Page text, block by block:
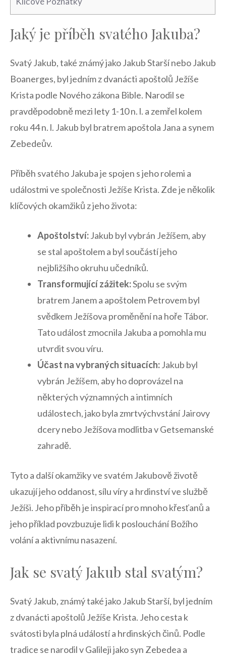
Jaký je příběh svatého Jakuba?
Svatý Jakub, také známý jako Jakub Starší nebo‌ Jakub
Boanerges, byl jedním z dvanácti apoštolů Ježíše
Krista podle Nového zákona Bible. Narodil se
pravděpodobně mezi lety 1-10⁤ n.⁢ l. a zemřel kolem‍
roku 44 n. l. Jakub byl bratrem apoštola Jana a ​synem
Zebedeův.
Příběh svatého Jakuba​ je spojen s jeho‌ rolemi a
událostmi ve společnosti Ježíše Krista. ​Zde je několik
klíčových okamžiků z jeho života:
Apoštolství:Jakub byl ‌vybrán Ježíšem, aby
se stal apoštolem a byl ⁢součástí jeho
nejbližšího okruhu ​učedníků.
Transformující zážitek:Spolu se svým
bratrem Janem a apoštolem Petrovem byl
svědkem Ježíšova​ proměnění‍ na hoře Tábor.
Tato ​událost zmocnila Jakuba a pomohla mu
utvrdit svou víru.
Účast na vybraných situacích:Jakub byl
vybrán Ježíšem, aby​ ho doprovázel na
některých významných a intimních
událostech, jako byla zmrtvýchvstání Jairovy
dcery nebo Ježíšova modlitba‌ v ⁢Getsemanské
zahradě.
Tyto a‌ další okamžiky ve svatém Jakubově životě
ukazují jeho oddanost, sílu víry a hrdinství ve službě
Ježíši.‌ Jeho příběh je inspirací pro mnoho křesťanů a
jeho příklad povzbuzuje lidi ‍k ⁢poslouchání Božího
volání a aktivnímu nasazení.
Jak se svatý Jakub stal svatým?
Svatý Jakub, ‌známý⁤ také jako Jakub ⁣Starší, byl jedním
z dvanácti apoštolů Ježíše Krista. Jeho cesta k
svátosti byla plná událostí a hrdinských činů. Podle
tradice se narodil v ‌Galileji jako syn Zebedea a